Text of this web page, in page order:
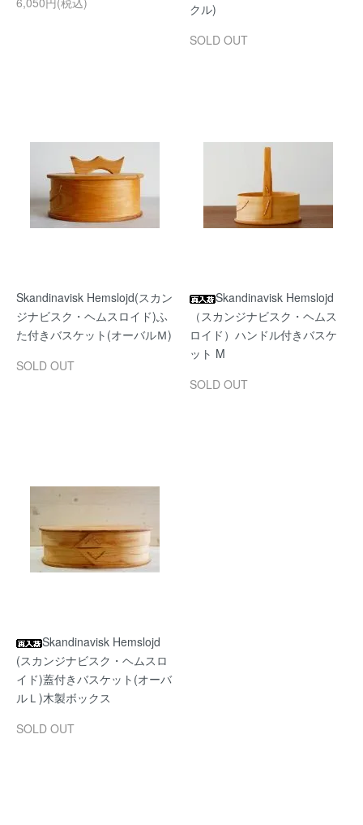
クル)
SOLD OUT
Skandinavisk Hemslojd(スカン
ジナビスク・ヘムスロイド)ふ
た付きバスケット(オーバルＭ)
SOLD OUT
Skandinavisk Hemslojd
（スカンジナビスク・ヘムス
ロイド）ハンドル付きバスケ
ット M
SOLD OUT
Skandinavisk Hemslojd
(スカンジナビスク・ヘムスロ
イド)蓋付きバスケット(オーバ
ルＬ)木製ボックス
SOLD OUT